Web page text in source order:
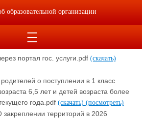
портал гос. услуги.pdf (скачать)
о поступлении в 1 класс
6,5 лет и детей возраста более
года.pdf (скачать) (посмотреть)
территорий в 2026
образовательной организации